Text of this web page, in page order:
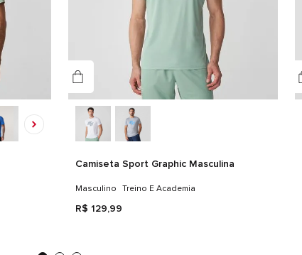
Camiseta Sport Graphic Masculina
Masculino Treino E Academia
R$ 129,99